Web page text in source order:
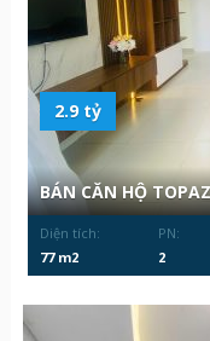
2.9 tỷ
BÁN CĂN HỘ
Diện tích:
77 m2
PN:
2